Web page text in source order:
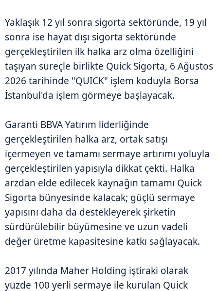
Yaklaşık 12 yıl sonra sigorta sektöründe, 19 yıl
sonra ise hayat dışı sigorta sektöründe
gerçekleştirilen ilk halka arz olma özelliğini
taşıyan süreçle birlikte Quick Sigorta, 6 Ağustos
2026 tarihinde "QUICK" işlem koduyla Borsa
İstanbul'da işlem görmeye başlayacak.
Garanti BBVA Yatırım liderliğinde
gerçekleştirilen halka arz, ortak satışı
içermeyen ve tamamı sermaye artırımı yoluyla
gerçekleştirilen yapısıyla dikkat çekti. Halka
arzdan elde edilecek kaynağın tamamı Quick
Sigorta bünyesinde kalacak; güçlü sermaye
yapısını daha da destekleyerek şirketin
sürdürülebilir büyümesine ve uzun vadeli
değer üretme kapasitesine katkı sağlayacak.
2017 yılında Maher Holding iştiraki olarak
yüzde 100 yerli sermaye ile kurulan Quick